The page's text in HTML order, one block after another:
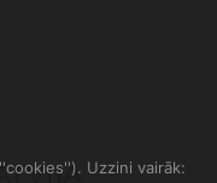
Uzzini vairāk: